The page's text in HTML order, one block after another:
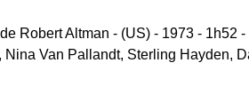
Robert Altman - (US) - 1973 - 1h52
Nina Van Pallandt, Sterling Hayden,